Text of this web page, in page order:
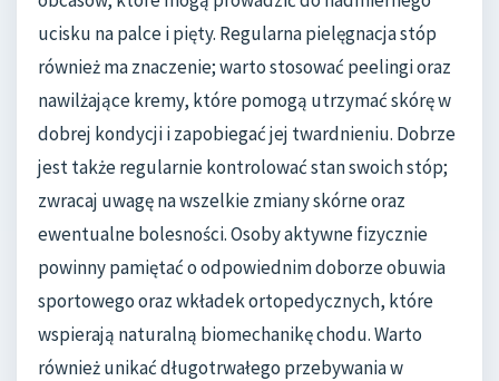
ucisku na palce i pięty. Regularna pielęgnacja stóp
również ma znaczenie; warto stosować peelingi oraz
nawilżające kremy, które pomogą utrzymać skórę w
dobrej kondycji i zapobiegać jej twardnieniu. Dobrze
jest także regularnie kontrolować stan swoich stóp;
zwracaj uwagę na wszelkie zmiany skórne oraz
ewentualne bolesności. Osoby aktywne fizycznie
powinny pamiętać o odpowiednim doborze obuwia
sportowego oraz wkładek ortopedycznych, które
wspierają naturalną biomechanikę chodu. Warto
również unikać długotrwałego przebywania w